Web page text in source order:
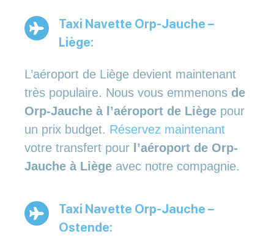
Taxi Navette Orp-Jauche –
Liège:
L’aéroport de Liège devient maintenant
très populaire. Nous vous emmenons de
Orp-Jauche à l’aéroport de Liège pour
un prix budget. Réservez maintenant
votre transfert pour l’aéroport de Orp-
Jauche à Liège avec notre compagnie.
Taxi Navette Orp-Jauche –
Ostende: